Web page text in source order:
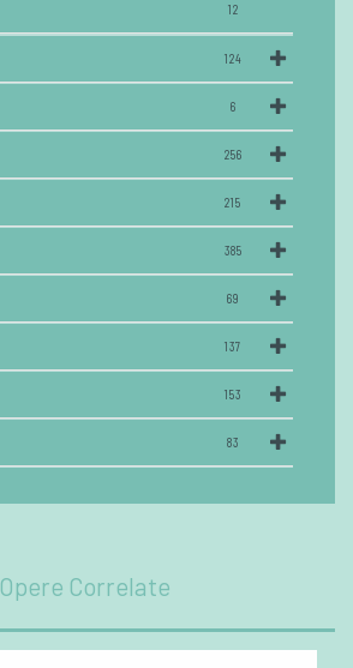
12
124
6
256
215
385
69
137
153
83
Opere Correlate